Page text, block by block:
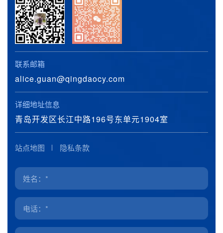
联系邮箱
alice.guan@qingdaocy.com
详细地址信息
青岛开发区长江中路196号东单元1904室
站点地图 隐私条款